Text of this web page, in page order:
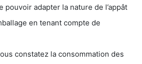
pouvoir adapter la nature de l’appât
en tenant compte de
constatez la consommation des